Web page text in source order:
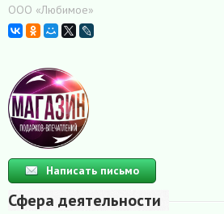
ООО «Любимое»
Написать письмо
Сфера деятельности